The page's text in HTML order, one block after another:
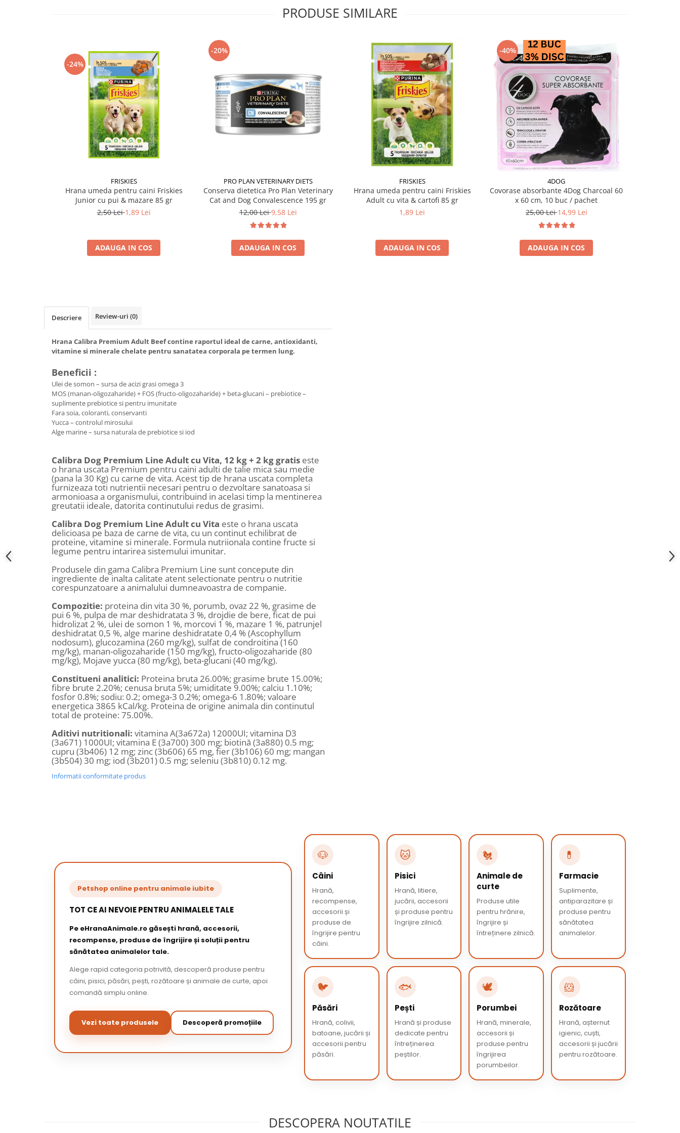
PRODUSE SIMILARE
-24%
FRISKIES
Hrana umeda pentru caini Friskies
Junior cu pui & mazare 85 gr
2,50 Lei1,89 Lei
ADAUGA IN COS
-20%
PRO PLAN VETERINARY DIETS
Conserva dietetica Pro Plan Veterinary
Cat and Dog Convalescence 195 gr
12,00 Lei9,58 Lei
ADAUGA IN COS
FRISKIES
Hrana umeda pentru caini Friskies
Adult cu vita & cartofi 85 gr
1,89 Lei
ADAUGA IN COS
-40%
4DOG
Covorase absorbante 4Dog Charcoal 60
x 60 cm, 10 buc / pachet
25,00 Lei14,99 Lei
ADAUGA IN COS
Descriere Review-uri (0)
Hrana Calibra Premium Adult Beef contine raportul ideal de carne, antioxidanti,
vitamine si minerale chelate pentru sanatatea corporala pe termen lung.
Beneficii :
Ulei de somon – sursa de acizi grasi omega 3
MOS (manan-oligozaharide) + FOS (fructo-oligozaharide) + beta-glucani – prebiotice –
suplimente prebiotice si pentru imunitate
Fara soia, coloranti, conservanti
Yucca – controlul mirosului
Alge marine – sursa naturala de prebiotice si iod
Calibra Dog Premium Line Adult cu Vita, 12 kg + 2 kg gratis este
o hrana uscata Premium pentru caini adulti de talie mica sau medie
(pana la 30 Kg) cu carne de vita. Acest tip de hrana uscata completa
furnizeaza toti nutrientii necesari pentru o dezvoltare sanatoasa si
armonioasa a organismului, contribuind in acelasi timp la mentinerea
greutatii ideale, datorita continutului redus de grasimi.
Calibra Dog Premium Line Adult cu Vita este o hrana uscata
delicioasa pe baza de carne de vita, cu un continut echilibrat de
proteine, vitamine si minerale. Formula nutriionala contine fructe si
legume pentru intarirea sistemului imunitar.
Produsele din gama Calibra Premium Line sunt concepute din
ingrediente de inalta calitate atent selectionate pentru o nutritie
corespunzatoare a animalului dumneavoastra de companie.
Compozitie: proteina din vita 30 %, porumb, ovaz 22 %, grasime de
pui 6 %, pulpa de mar deshidratata 3 %, drojdie de bere, ficat de pui
hidrolizat 2 %, ulei de somon 1 %, morcovi 1 %, mazare 1 %, patrunjel
deshidratat 0,5 %, alge marine deshidratate 0,4 % (Ascophyllum
nodosum), glucozamina (260 mg/kg), sulfat de condroitina (160
mg/kg), manan-oligozaharide (150 mg/kg), fructo-oligozaharide (80
mg/kg), Mojave yucca (80 mg/kg), beta-glucani (40 mg/kg).
Constitueni analitici: Proteina bruta 26.00%; grasime brute 15.00%;
fibre brute 2.20%; cenusa bruta 5%; umiditate 9.00%; calciu 1.10%;
fosfor 0.8%; sodiu: 0.2; omega-3 0.2%; omega-6 1.80%; valoare
energetica 3865 kCal/kg. Proteina de origine animala din continutul
total de proteine: 75.00%.
Aditivi nutritionali: vitamina A(3a672a) 12000UI; vitamina D3
(3a671) 1000UI; vitamina E (3a700) 300 mg; biotină (3a880) 0.5 mg;
cupru (3b406) 12 mg; zinc (3b606) 65 mg, fier (3b106) 60 mg; mangan
(3b504) 30 mg; iod (3b201) 0.5 mg; seleniu (3b810) 0.12 mg.
Informatii conformitate produs
Petshop online pentru animale iubite
TOT CE AI NEVOIE PENTRU ANIMALELE TALE
Pe eHranaAnimale.ro găsești hrană, accesorii,
recompense, produse de îngrijire și soluții pentru
sănătatea animalelor tale.
Alege rapid categoria potrivită, descoperă produse pentru
câini, pisici, păsări, pești, rozătoare și animale de curte, apoi
comandă simplu online.
Vezi toate produsele Descoperă promoțiile
🐶
Câini
Hrană,
recompense,
accesorii și
produse de
îngrijire pentru
câini.
🐱
Pisici
Hrană, litiere,
jucării, accesorii
și produse pentru
îngrijire zilnică.
🐔
Animale de
curte
Produse utile
pentru hrănire,
îngrijire și
întreținere zilnică.
💊
Farmacie
Suplimente,
antiparazitare și
produse pentru
sănătatea
animalelor.
🐦
Păsări
Hrană, colivii,
batoane, jucării și
accesorii pentru
păsări.
🐟
Pești
Hrană și produse
dedicate pentru
întreținerea
peștilor.
🕊️
Porumbei
Hrană, minerale,
accesorii și
produse pentru
îngrijirea
porumbeilor.
🐹
Rozătoare
Hrană, așternut
igienic, cuști,
accesorii și jucării
pentru rozătoare.
DESCOPERA NOUTATILE